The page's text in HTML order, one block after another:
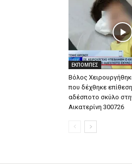
ΕΚΠΟΜΠΕΣ
Βόλος
που δέχθηκε
αδέσποτο σκύλο
Αικατερίνη 300726